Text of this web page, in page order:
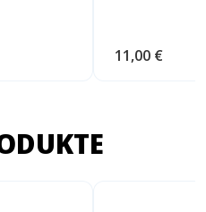
11,00 €